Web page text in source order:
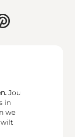
Jou
in
we